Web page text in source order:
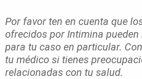
Por favor ten en cuenta que
ofrecidos por Intimina
para tu caso en particular.
tu médico si tienes
relacionadas con tu salud.